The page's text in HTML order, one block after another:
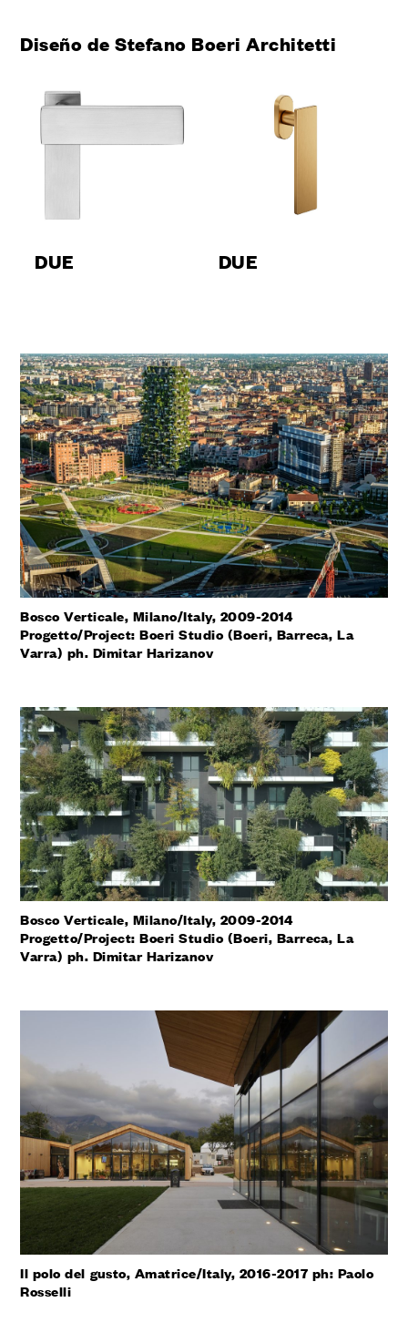
Diseño de Stefano Boeri Architetti
DUE DUE
Bosco Verticale, Milano/Italy, 2009-2014
Progetto/Project: Boeri Studio (Boeri, Barreca, La
Varra) ph. Dimitar Harizanov
Bosco Verticale, Milano/Italy, 2009-2014
Progetto/Project: Boeri Studio (Boeri, Barreca, La
Varra) ph. Dimitar Harizanov
Il polo del gusto, Amatrice/Italy, 2016-2017 ph: Paolo
Rosselli